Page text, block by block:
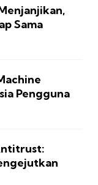
Sama
Pengguna